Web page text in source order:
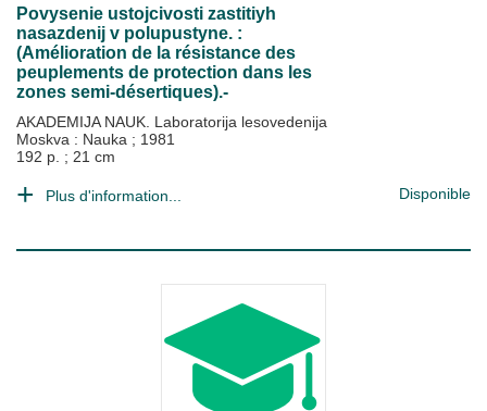
Povysenie ustojcivosti zastitiyh
nasazdenij v polupustyne. :
(Amélioration de la résistance des
peuplements de protection dans les
zones semi-désertiques).-
AKADEMIJA NAUK. Laboratorija lesovedenija
Moskva : Nauka ; 1981
192 p. ; 21 cm
Plus d'information... Disponible